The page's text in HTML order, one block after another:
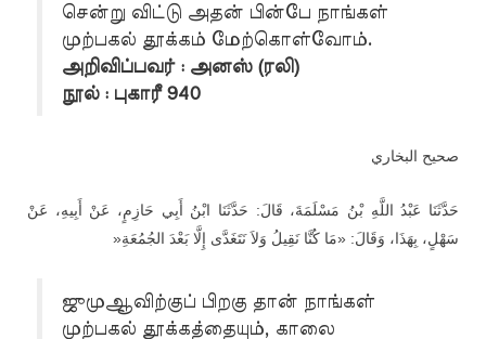
சென்று விட்டு அதன் பின்பே நாங்கள்
முற்பகல் தூக்கம் மேற்கொள்வோம்.
அறிவிப்பவர் : அனஸ் (ரலி)
நூல் : புகாரீ 940
صحيح البخاري
حَدَّثَنَا عَبْدُ اللَّهِ بْنُ مَسْلَمَةَ، قَالَ: حَدَّثَنَا ابْنُ أَبِي حَازِمٍ، عَنْ أَبِيهِ، عَنْ
سَهْلٍ، بِهَذَا، وَقَالَ: «مَا كُنَّا نَقِيلُ وَلاَ نَتَغَدَّى إِلَّا بَعْدَ الجُمُعَةِ»
ஜுமுஆவிற்குப் பிறகு தான் நாங்கள்
முற்பகல் தூக்கத்தையும், காலை